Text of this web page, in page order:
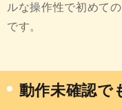
ルな操作性で初めて
です。
動作未確認で